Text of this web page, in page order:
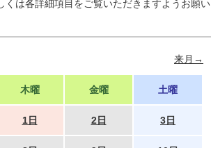
は各詳細項目をご覧いただきますようお願い
来月→
木曜 金曜 土曜
1日 2日 3日